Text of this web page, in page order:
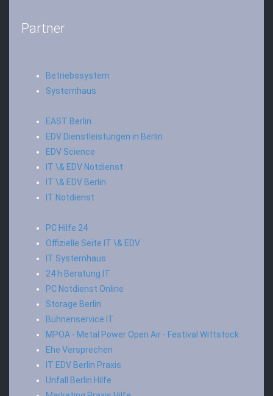
Partner
Betriebssystem
Systemhaus
EAST Berlin
EDV Dienstleistungen in Berlin
EDV Science
IT \& EDV Notdienst
IT \& EDV Berlin
IT Notdienst
PC Hilfe 24
Offizielle Seite IT \& EDV
IT Systemhaus
24 h Beratung IT
PC Notdienst Online
Storage Berlin
Bühnenservice IT
MPOA - Metal Power Open Air - Festival Wittstock
Ehe Versprechen
IT EDV Berlin Praxis
Unfall Berlin Hilfe